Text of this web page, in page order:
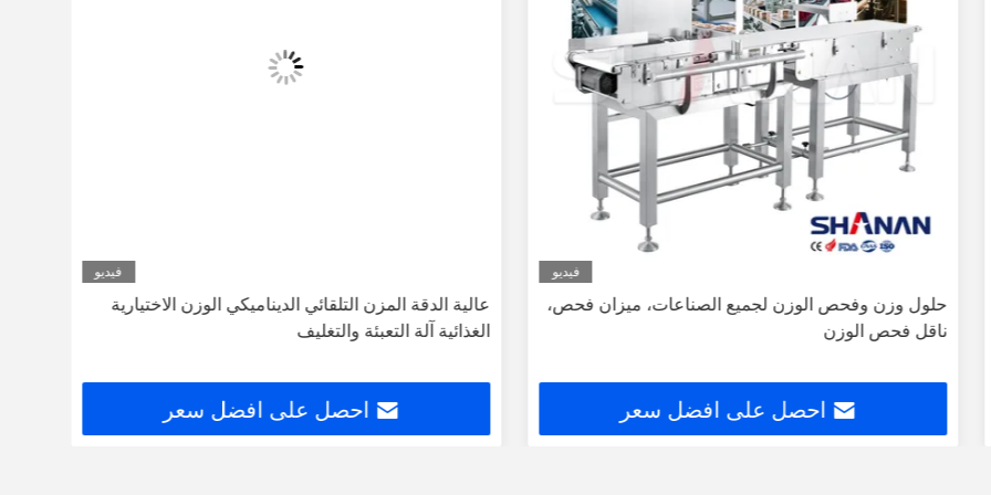
فيديو
حلول وزن وفحص الوزن لجميع الصناعات، ميزان فحص،
ناقل فحص الوزن
احصل على افضل سعر
فيديو
عالية الدقة المزن التلقائي الديناميكي الوزن الاختيارية
الغذائية آلة التعبئة والتغليف
احصل على افضل سعر